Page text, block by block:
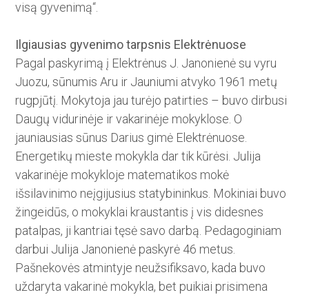
visą gyvenimą“.
Ilgiausias gyvenimo tarpsnis Elektrėnuose
Pagal paskyrimą į Elektrėnus J. Janonienė su vyru
Juozu, sūnumis Aru ir Jauniumi atvyko 1961 metų
rugpjūtį. Mokytoja jau turėjo patirties – buvo dirbusi
Daugų vidurinėje ir vakarinėje mokyklose.­ O
jauniausias sūnus Darius gi­mė Elektrėnuose.
Energetikų mieste mokykla dar tik kūrėsi. Julija
vakarinėje mokykloje matematikos mokė
išsilavinimo neįgijusius statybininkus. Mokiniai buvo
žingeidūs, o mokyklai kraustantis į vis didesnes
patalpas, ji kantriai tęsė savo darbą. Pedagoginiam
darbui Julija Janonienė paskyrė 46 metus.
Pašnekovės atmintyje ­neužsifiksavo, kada buvo
uždaryta vakarinė mokykla, bet puikiai prisimena